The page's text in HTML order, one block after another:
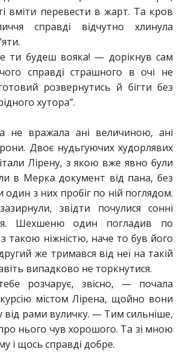
вміти перевести в жарт. Та кров
справді відчутно хлинула
ти будеш вояка! — дорікнув сам
справді страшного в очі не
розвернутись й бігти без
хутора”.
не вражала ані величиною, ані
Двоє нудьгуючих худорлявих
Лірену, з якою вже явно були
в Мерка документ від пана, без
один з них пробіг по ній поглядом.
звідти почулися сонні
Шехшеню один погладив по
з такою ніжністю, наче то був його
же тримався від неї на такій
випадково не торкнутися.
розчарує, звісно, — почала
містом Лірена, щойно вони
від рами вуличку. — Тим сильніше,
нього чув хорошого. Та зі мною
і щось справді добре.